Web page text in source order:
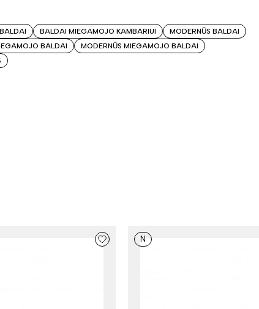
BALDAI MIEGAMOJO KAMBARIUI
MODERNŪS BALDAI
BALDAI
MODERNŪS MIEGAMOJO BALDAI
N